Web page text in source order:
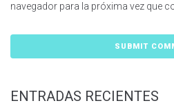
navegador para la próxima vez que
ENTRADAS RECIENTES